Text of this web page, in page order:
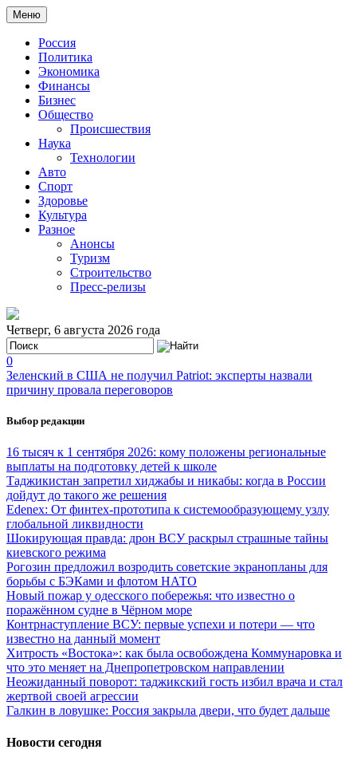
Меню
Россия
Политика
Экономика
Финансы
Бизнес
Общество
Происшествия
Наука
Технологии
Авто
Спорт
Здоровье
Культура
Разное
Анонсы
Туризм
Строительство
Пресс-релизы
Четверг, 6 августа 2026 года
0
Зеленский в США не получил Patriot: эксперты назвали
причину провала переговоров
Выбор редакции
16 тысяч к 1 сентября 2026: кому положены региональные
выплаты на подготовку детей к школе
Таджикистан запретил хиджабы и никабы: когда в России
дойдут до такого же решения
Edenex: От финтех-прототипа к системообразующему узлу
глобальной ликвидности
Шокирующая правда: дрон ВСУ раскрыл страшные тайны
киевского режима
Рогозин предложил возродить советские экранопланы для
борьбы с БЭКами и флотом НАТО
Новый пожар у одесского побережья: что известно о
поражённом судне в Чёрном море
Контрнаступление ВСУ: первые успехи и потери — что
известно на данный момент
Хитрость «Востока»: как была освобождена Коммунаровка и
что это меняет на Днепропетровском направлении
Неожиданный поворот: таджикский гость избил врача и стал
жертвой своей агрессии
Галкин в ловушке: Россия закрыла двери, что будет дальше
Новости сегодня